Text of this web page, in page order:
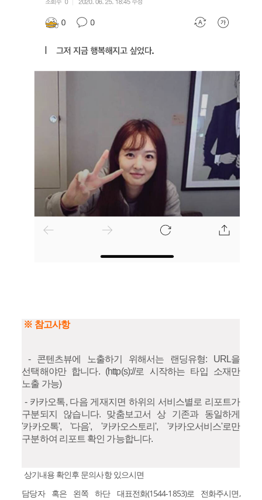
※ 참고사항
- 콘텐츠뷰에 노출하기 위해서는 랜딩유형: URL을
선택해야만 합니다. (http(s)://로 시작하는 타입 소재만
노출 가능)
- 카카오톡, 다음 게재지면 하위의 서비스별로 리포트가
구분되지 않습니다. 맞춤보고서 상 기존과 동일하게
'카카오톡', '다음', '카카오스토리', '카카오서비스'로만
구분하여 리포트 확인 가능합니다.
상기내용 확인후 문의사항 있으시면
담당자 혹은 왼쪽 하단 대표전화(1544-1853)로 전화주시면,